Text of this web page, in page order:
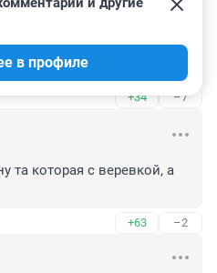
толку нет. Все гонятся за
и нажива боком вышла
+34 –7
в профиле
та которая с веревкой, а
+63 –2